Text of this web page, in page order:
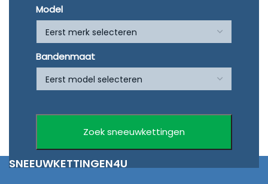
Model
Bandenmaat
SNEEUWKETTINGEN4U